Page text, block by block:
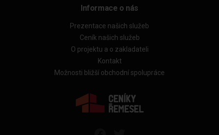
Informace o nás
Prezentace našich služeb
Ceník našich služeb
O projektu a o zakladateli
Kontakt
Možnosti bližší obchodní spolupráce